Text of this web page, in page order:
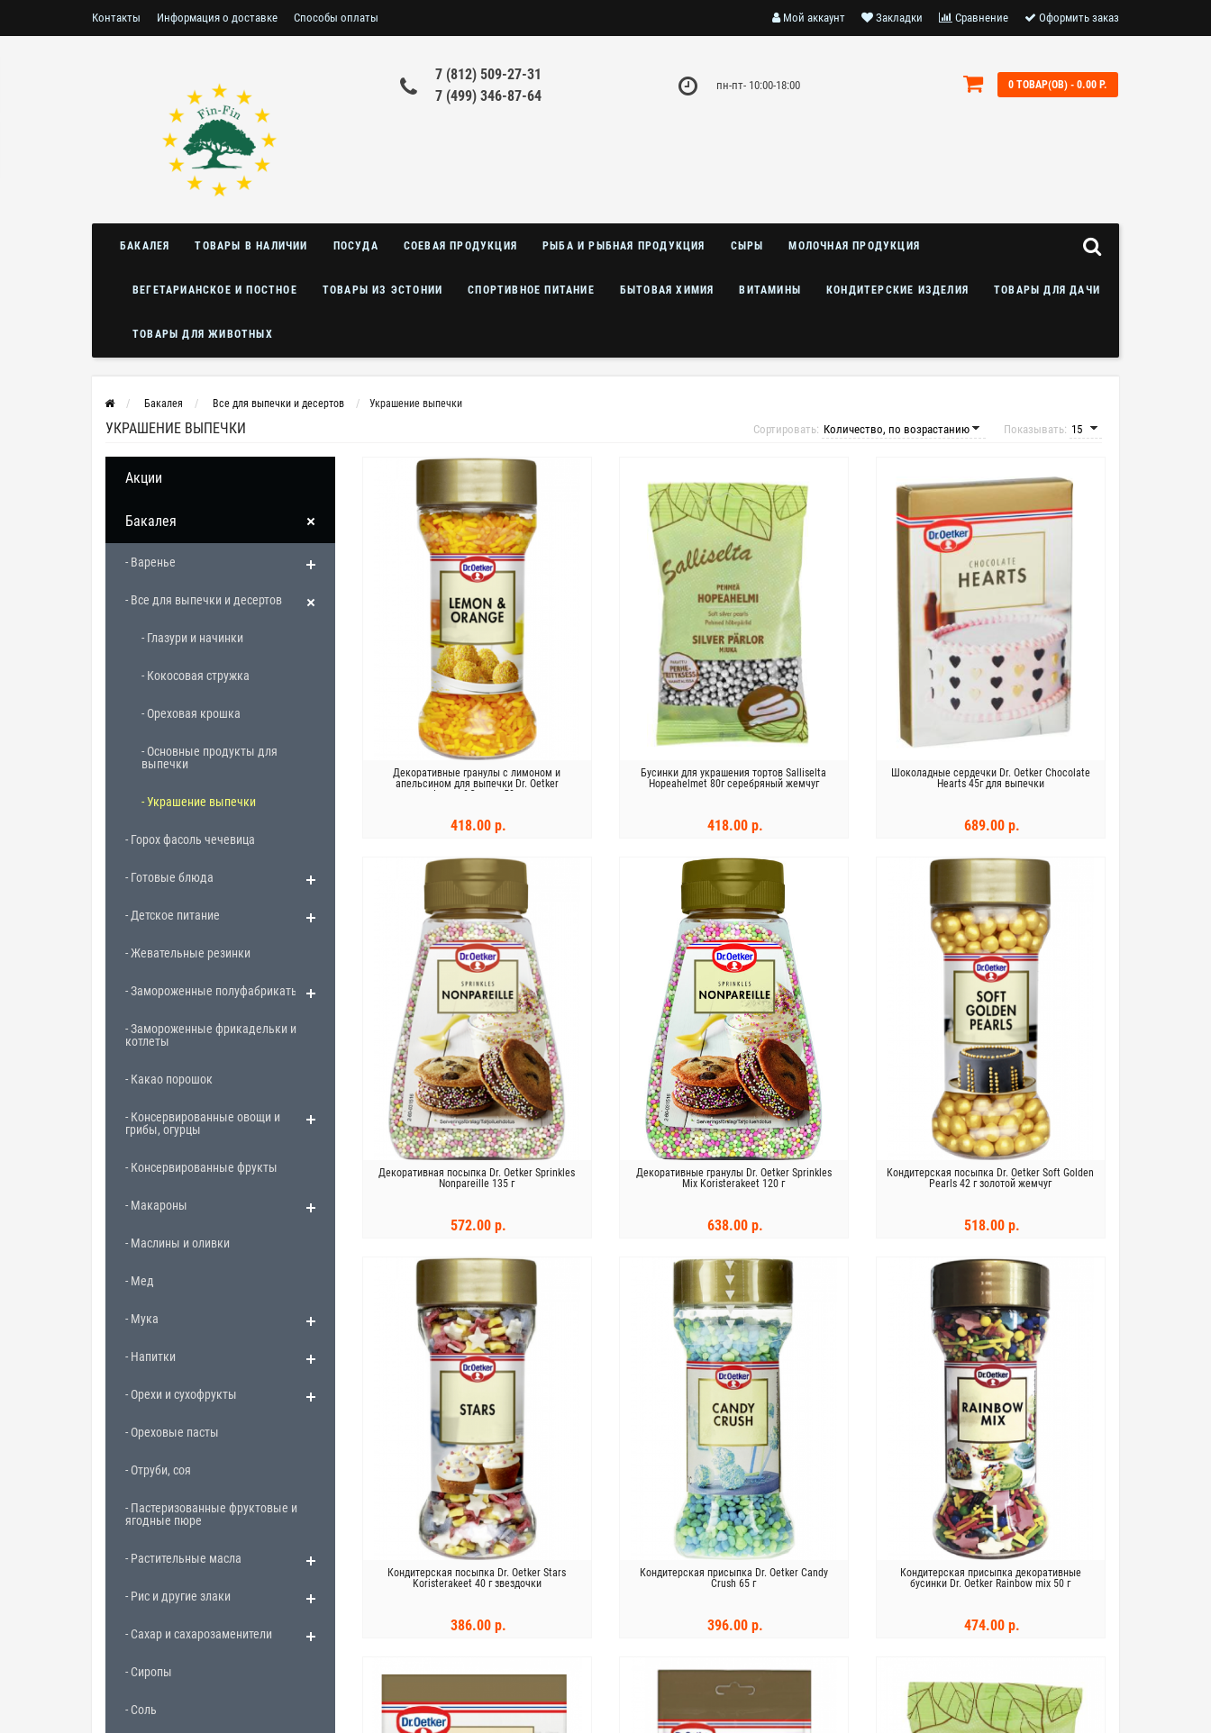
Контакты Информация о доставке Способы оплаты Мой аккаунт Закладки Сравнение Оформить заказ
7 (812) 509-27-31
7 (499) 346-87-64
пн-пт- 10:00-18:00 0 ТОВАР(ОВ) - 0.00 Р.
БАКАЛЕЯ ТОВАРЫ В НАЛИЧИИ ПОСУДА СОЕВАЯ ПРОДУКЦИЯ РЫБА И РЫБНАЯ ПРОДУКЦИЯ СЫРЫ МОЛОЧНАЯ ПРОДУКЦИЯ
ВЕГЕТАРИАНСКОЕ И ПОСТНОЕ ТОВАРЫ ИЗ ЭСТОНИИ СПОРТИВНОЕ ПИТАНИЕ БЫТОВАЯ ХИМИЯ ВИТАМИНЫ КОНДИТЕРСКИЕ ИЗДЕЛИЯ ТОВАРЫ ДЛЯ ДАЧИ
ТОВАРЫ ДЛЯ ЖИВОТНЫХ
Бакалея Все для выпечки и десертов Украшение выпечки
УКРАШЕНИЕ ВЫПЕЧКИ Показывать:
Сортировать:
Акции
Бакалея
- Варенье
- Все для выпечки и десертов
- Глазури и начинки
- Кокосовая стружка
- Ореховая крошка
- Основные продукты для
выпечки
- Украшение выпечки
- Горох фасоль чечевица
- Готовые блюда
- Детское питание
- Жевательные резинки
- Замороженные полуфабрикаты
- Замороженные фрикадельки и
котлеты
- Какао порошок
- Консервированные овощи и
грибы, огурцы
- Консервированные фрукты
- Макароны
- Маслины и оливки
- Мед
- Мука
- Напитки
- Орехи и сухофрукты
- Ореховые пасты
- Отруби, соя
- Пастеризованные фруктовые и
ягодные пюре
- Растительные масла
- Рис и другие злаки
- Сахар и сахарозаменители
- Сиропы
- Соль
Декоративные гранулы с лимоном и
апельсином для выпечки Dr. Oetker
Lemon&Orange 50 г
418.00 р.
В КОРЗИНУ
Бусинки для украшения тортов Salliselta
Hopeahelmet 80г серебряный жемчуг
418.00 р.
В КОРЗИНУ
Шоколадные сердечки Dr. Oetker Chocolate
Hearts 45г для выпечки
689.00 р.
В КОРЗИНУ
Декоративная посыпка Dr. Oetker Sprinkles
Nonpareille 135 г
572.00 р.
В КОРЗИНУ
Декоративные гранулы Dr. Oetker Sprinkles
Mix Koristerakeet 120 г
638.00 р.
В КОРЗИНУ
Кондитерская посыпка Dr. Oetker Soft Golden
Pearls 42 г золотой жемчуг
518.00 р.
В КОРЗИНУ
Кондитерская посыпка Dr. Oetker Stars
Koristerakeet 40 г звездочки
386.00 р.
Кондитерская присыпка Dr. Oetker Candy
Crush 65 г
396.00 р.
Кондитерская присыпка декоративные
бусинки Dr. Oetker Rainbow mix 50 г
474.00 р.